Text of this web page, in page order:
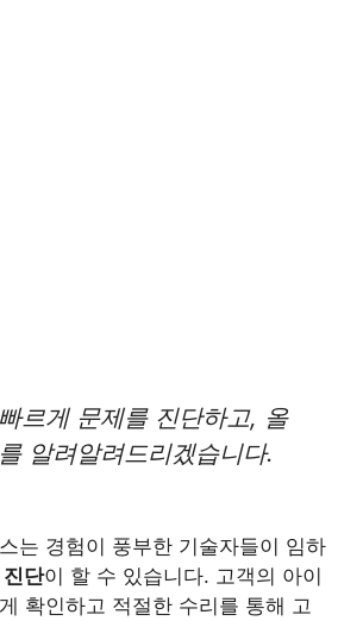
르게 문제를 진단하고, 올
알려알려드리겠습니다.
는 경험이 풍부한 기술자들이 임하
단이 할 수 있습니다. 고객의 아이
확인하고 적절한 수리를 통해 고